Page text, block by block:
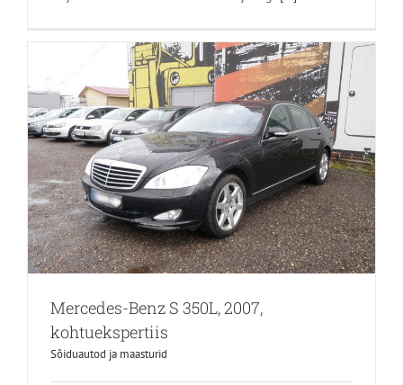
Mercedes-Benz S 350L, 2007,
kohtuekspertiis
Sõiduautod ja maasturid